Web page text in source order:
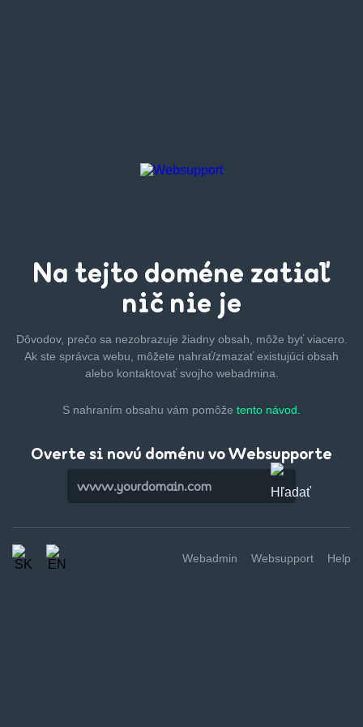
Na tejto doméne zatiaľ
nič nie je
Dôvodov, prečo sa nezobrazuje žiadny obsah, môže byťviacero.
Ak ste správca webu, môžete nahrať/zmazaťexistujúci obsah
alebo kontaktovať svojho webadmina.
S nahraním obsahu vám pomôže tento návod.
Overte si novú doménu vo Websupporte
Webadmin Websupport Help